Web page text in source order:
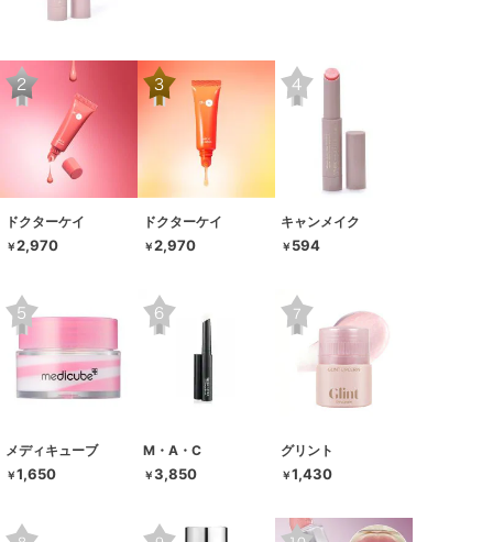
ドクターケイ
￥2,970
ドクターケイ
￥2,970
キャンメイク
￥ 594
メディキューブ
￥1,650
M・A・C
￥3,850
グリント
￥1,430